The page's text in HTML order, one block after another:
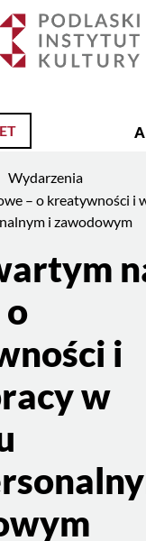
A
Wydarzenia
– o kreatywności i
i zawodowym
i
w